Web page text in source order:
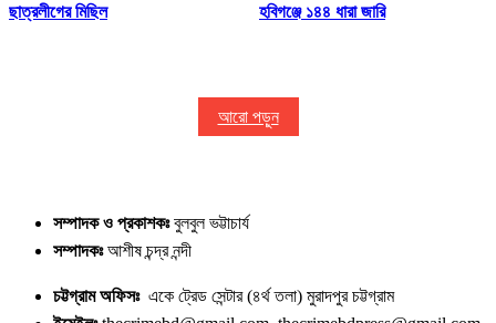
ছাত্রলীগের মিছিল
হবিগঞ্জে ১৪৪ ধারা জারি
আরো পড়ুন
সম্পাদক ও প্রকাশকঃবুলবুল ভট্টাচার্য
সম্পাদকঃআশীষ চন্দ্র নন্দী
চট্টগ্রাম অফিসঃএকে ট্রেড সেন্টার (৪র্থ তলা) মুরাদপুর চট্টগ্রাম